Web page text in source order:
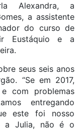
Alexandra, a
a assistente
do curso de
Eustáquio e a
seus seis anos
“Se em 2017,
e com problemas
entregando
este foi nosso
a Julia, não é o